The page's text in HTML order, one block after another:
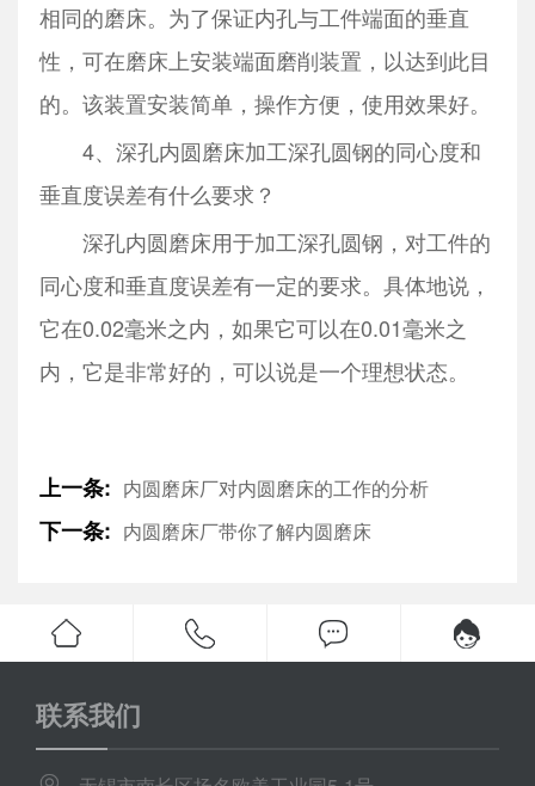
相同的磨床。为了保证内孔与工件端面的垂直
性，可在磨床上安装端面磨削装置，以达到此目
的。该装置安装简单，操作方便，使用效果好。
4、深孔内圆磨床加工深孔圆钢的同心度和
垂直度误差有什么要求？
深孔内圆磨床用于加工深孔圆钢，对工件的
同心度和垂直度误差有一定的要求。具体地说，
它在0.02毫米之内，如果它可以在0.01毫米之
内，它是非常好的，可以说是一个理想状态。
上一条: 内圆磨床厂对内圆磨床的工作的分析
下一条: 内圆磨床厂带你了解内圆磨床
联系我们